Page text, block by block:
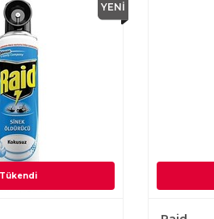
YENI
Tükendi